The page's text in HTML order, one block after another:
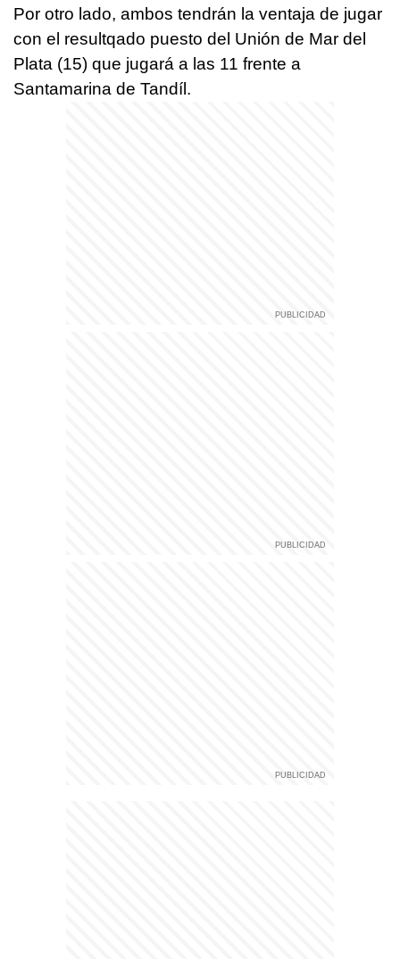
Por otro lado, ambos tendrán la ventaja de jugar
con el resultqado puesto del Unión de Mar del
Plata (15) que jugará a las 11 frente a
Santamarina de Tandíl.